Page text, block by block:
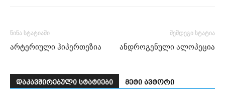
წინა სტატიაში
არტერიული ჰიპერთეზია
შემდეგი სტატია
ანდროგენული ალოპეცია
დაკავშირებული სტატიები მეტი ავტორი